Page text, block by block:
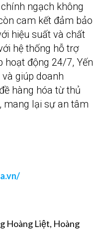
ngạch không
cam kết đảm bảo
hiệu suất và chất
hệ thống hỗ trợ
hoạt động 24/7, Yến
giúp doanh
hàng hóa từ thủ
mang lại sự an tâm
Hoàng Liệt, Hoàng